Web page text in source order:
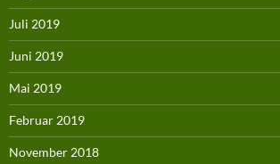
Juli 2019
Juni 2019
Mai 2019
Februar 2019
November 2018